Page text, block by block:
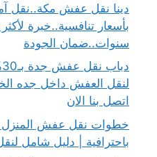
دينا نقل عفش مكة..نقل
سنوات..ضمان الجودة
لنقل العفش داخل جده
اتصل بنا الان
خطوات نقل عفش المنزل
باحترافية | دليل شامل